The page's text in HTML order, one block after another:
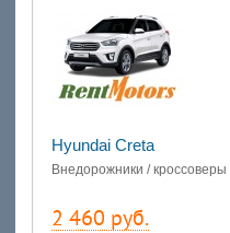
Hyundai Creta
Внедорожники / кроссоверы
2 460 руб.